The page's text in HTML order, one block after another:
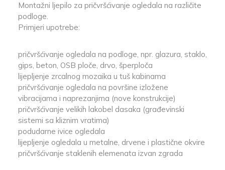
Montažni ljepilo za pričvršćivanje ogledala na različite
podloge.
Primjeri upotrebe:
pričvršćivanje ogledala na podloge, npr. glazura, staklo,
gips, beton, OSB ploče, drvo, šperploča
lijepljenje zrcalnog mozaika u tuš kabinama
pričvršćivanje ogledala na površine izložene
vibracijama i naprezanjima (nove konstrukcije)
pričvršćivanje velikih lakobel dasaka (građevinski
sistemi sa kliznim vratima)
podudarne ivice ogledala
lijepljenje ogledala u metalne, drvene i plastične okvire
pričvršćivanje staklenih elemenata izvan zgrada